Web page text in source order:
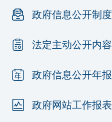
政府信息公开制度
法定主动公开内容
政府信息公开年报
政府网站工作报表